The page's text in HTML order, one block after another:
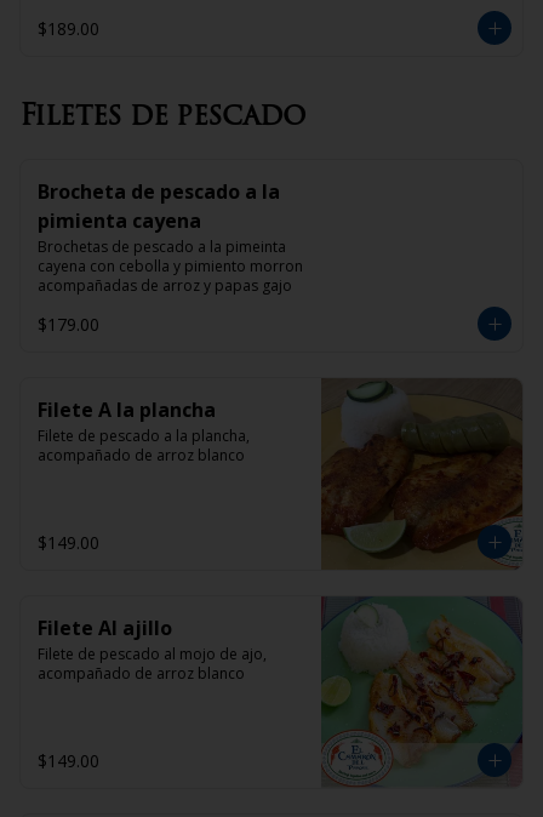
$189.00
Filetes de pescado
Brocheta de pescado a la
pimienta cayena
Brochetas de pescado a la pimeinta
cayena con cebolla y pimiento morron
acompañadas de arroz y papas gajo
$179.00
Filete A la plancha
Filete de pescado a la plancha,
acompañado de arroz blanco
$149.00
Filete Al ajillo
Filete de pescado al mojo de ajo,
acompañado de arroz blanco
$149.00